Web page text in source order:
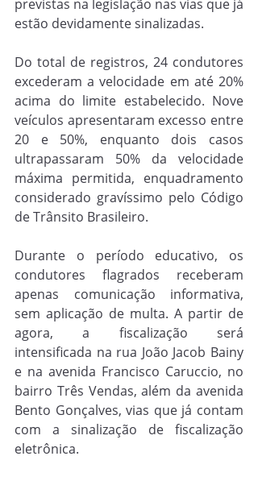
previstas na legislação nas vias que já
estão devidamente sinalizadas.
Do total de registros, 24 condutores
excederam a velocidade em até 20%
acima do limite estabelecido. Nove
veículos apresentaram excesso entre
20 e 50%, enquanto dois casos
ultrapassaram 50% da velocidade
máxima permitida, enquadramento
considerado gravíssimo pelo Código
de Trânsito Brasileiro.
Durante o período educativo, os
condutores flagrados receberam
apenas comunicação informativa,
sem aplicação de multa. A partir de
agora, a fiscalização será
intensificada na rua João Jacob Bainy
e na avenida Francisco Caruccio, no
bairro Três Vendas, além da avenida
Bento Gonçalves, vias que já contam
com a sinalização de fiscalização
eletrônica.